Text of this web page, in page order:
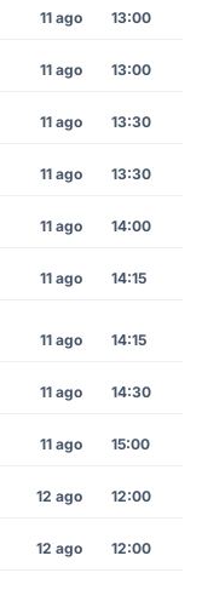
11 ago 13:00
11 ago 13:00
11 ago 13:30
11 ago 13:30
11 ago 14:00
11 ago 14:15
11 ago 14:15
11 ago 14:30
11 ago 15:00
12 ago 12:00
12 ago 12:00